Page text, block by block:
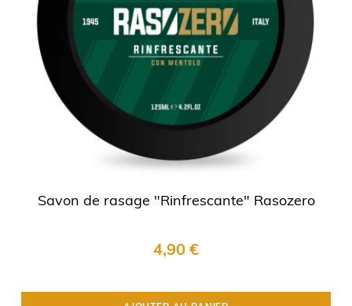
Savon de rasage "Rinfrescante" Rasozero
4,90 €